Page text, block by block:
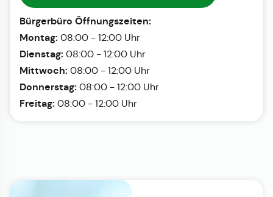
Bürgerbüro Öffnungszeiten:
Montag: 08:00 - 12:00 Uhr
Dienstag: 08:00 - 12:00 Uhr
Mittwoch: 08:00 - 12:00 Uhr
Donnerstag: 08:00 - 12:00 Uhr
Freitag: 08:00 - 12:00 Uhr